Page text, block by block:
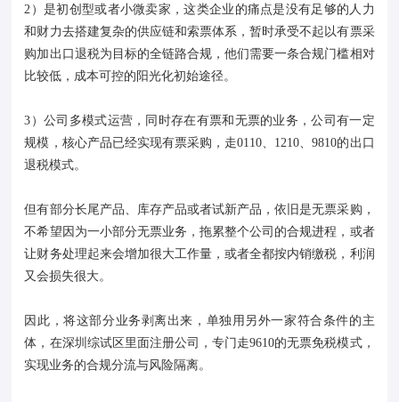
2）是初创型或者小微卖家，这类企业的痛点是没有足够的人力
和财力去搭建复杂的供应链和索票体系，暂时承受不起以有票采
购加出口退税为目标的全链路合规，他们需要一条合规门槛相对
比较低，成本可控的阳光化初始途径。
3）公司多模式运营，同时存在有票和无票的业务，公司有一定
规模，核心产品已经实现有票采购，走0110、1210、9810的出口
退税模式。
但有部分长尾产品、库存产品或者试新产品，依旧是无票采购，
不希望因为一小部分无票业务，拖累整个公司的合规进程，或者
让财务处理起来会增加很大工作量，或者全都按内销缴税，利润
又会损失很大。
因此，将这部分业务剥离出来，单独用另外一家符合条件的主
体，在深圳综试区里面注册公司，专门走9610的无票免税模式，
实现业务的合规分流与风险隔离。